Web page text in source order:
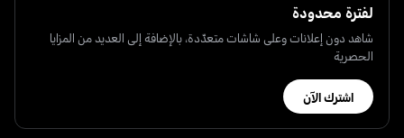
لفترة محدودة
شاهد دون إعلانات وعلى شاشات متعدّدة، بالإضافة إلى العديد من المزايا
الحصرية
اشترك الآن